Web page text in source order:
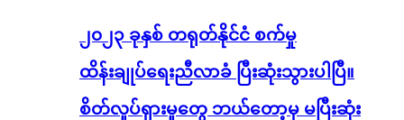
၂၀၂၃ ခုနှစ် တရုတ်နိုင်ငံ စက်မှု
ထိန်းချုပ်ရေးညီလာခံ ပြီးဆုံးသွားပါပြီ။
စိတ်လှုပ်ရှားမှုတွေ ဘယ်တော့မှ မပြီးဆုံး